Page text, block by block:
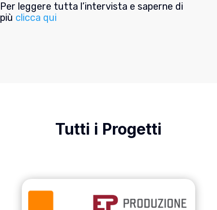
Per leggere tutta l’intervista e saperne di
più clicca qui
Tutti i Progetti